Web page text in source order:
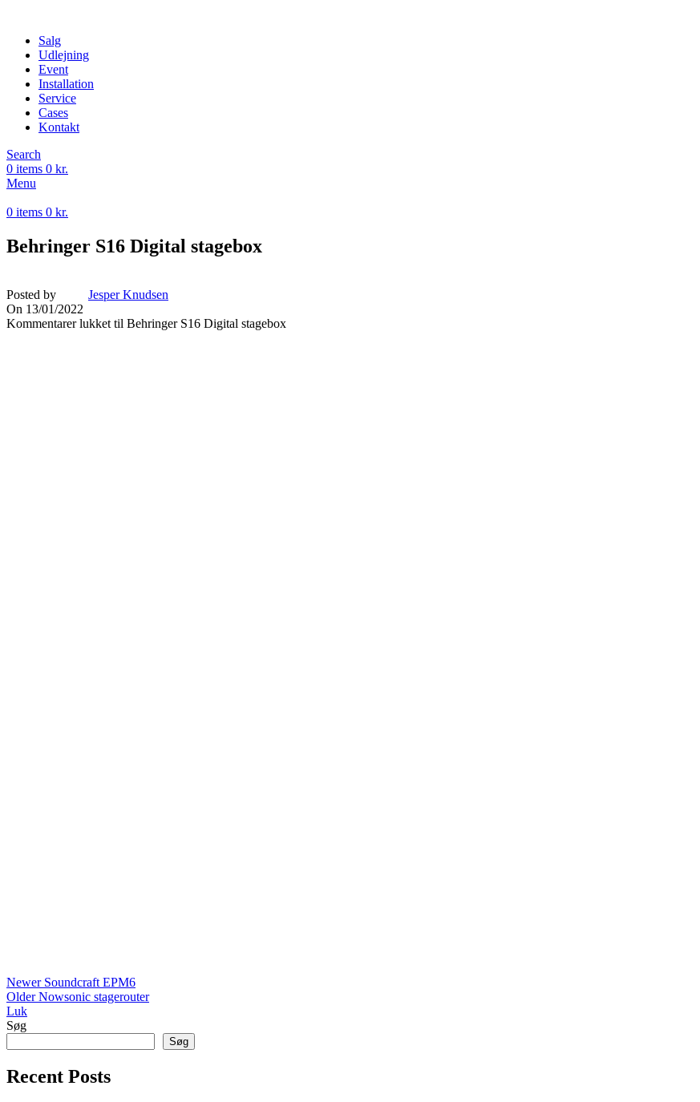
Salg
Udlejning
Event
Installation
Service
Cases
Kontakt
Search
0 items 0 kr.
Menu
0 items 0 kr.
Behringer S16 Digital stagebox
Posted by
Jesper Knudsen
On 13/01/2022
Kommentarer lukket til Behringer S16 Digital stagebox
Newer Soundcraft EPM6
Older Nowsonic stagerouter
Luk
Søg
Søg
Recent Posts